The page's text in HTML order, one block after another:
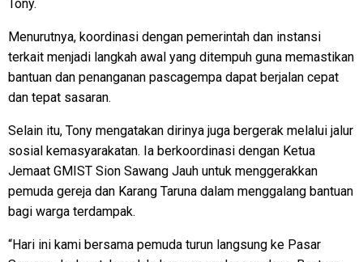
Tony.
Menurutnya, koordinasi dengan pemerintah dan instansi
terkait menjadi langkah awal yang ditempuh guna memastikan
bantuan dan penanganan pascagempa dapat berjalan cepat
dan tepat sasaran.
Selain itu, Tony mengatakan dirinya juga bergerak melalui jalur
sosial kemasyarakatan. Ia berkoordinasi dengan Ketua
Jemaat GMIST Sion Sawang Jauh untuk menggerakkan
pemuda gereja dan Karang Taruna dalam menggalang bantuan
bagi warga terdampak.
“Hari ini kami bersama pemuda turun langsung ke Pasar